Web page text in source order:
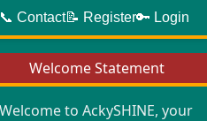
Welcome Statement
Welcome to AckySHINE, your
Contact📝 Register🔑 Login